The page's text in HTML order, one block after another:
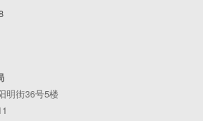
明街36号5楼